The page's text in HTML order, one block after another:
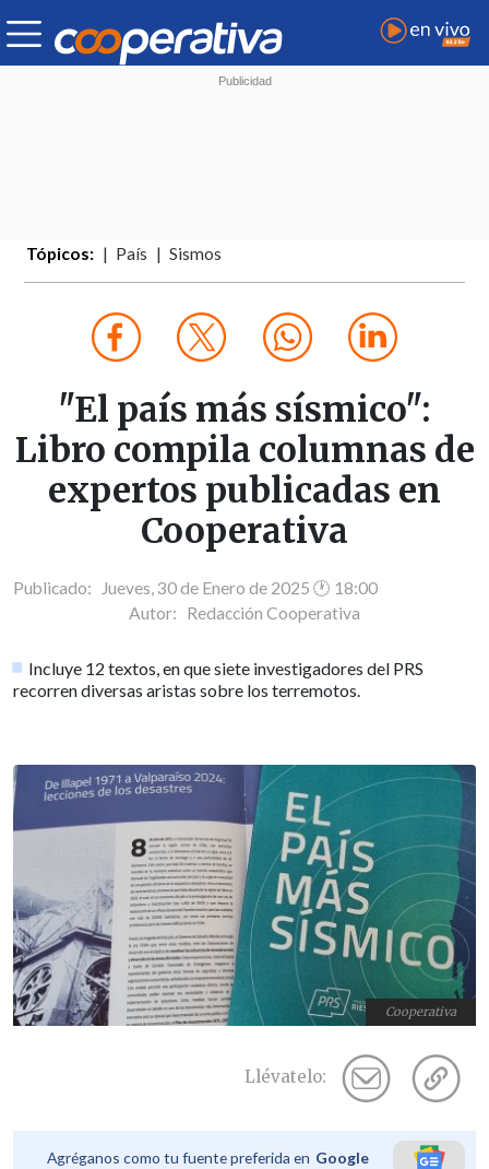
Tópicos: País Sismos
"El país más sísmico":
Libro compila columnas de
expertos publicadas en
Cooperativa
Publicado: Jueves, 30 de Enero de 2025 🕐 18:00
Autor: Redacción Cooperativa
Incluye 12 textos, en que siete investigadores del PRS
recorren diversas aristas sobre los terremotos.
Cooperativa
Llévatelo:
Agréganos como tu fuente preferida en Google